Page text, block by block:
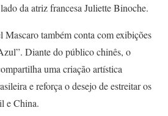
da atriz francesa Juliette Binoche.
também conta com exibições
Diante do público chinês, o
uma criação artística
e reforça o desejo de estreitar os
e China.